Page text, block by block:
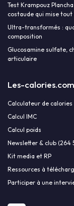
Test Krampouz
costaude qui mise tout
Ultra-transformés :
composition
Glucosamine sulfate,
articulaire
Les-calories.com
Calculateur de calories
Calcul IMC
Calcul poids
Newsletter & club (264
Kit media et RP
Ressources à
Participer à une